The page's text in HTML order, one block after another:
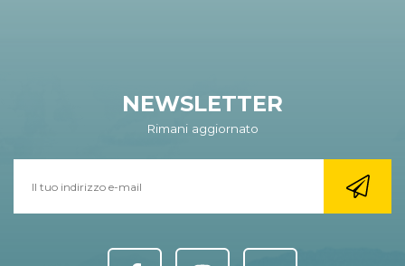
NEWSLETTER
Rimani aggiornato